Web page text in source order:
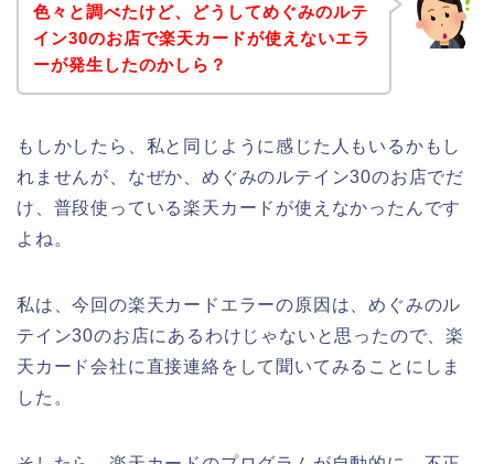
色々と調べたけど、どうしてめぐみのルテ
イン30のお店で楽天カードが使えないエラ
ーが発生したのかしら？
もしかしたら、私と同じように感じた人もいるかもし
れませんが、なぜか、めぐみのルテイン30のお店でだ
け、普段使っている楽天カードが使えなかったんです
よね。
私は、今回の楽天カードエラーの原因は、めぐみのル
テイン30のお店にあるわけじゃないと思ったので、楽
天カード会社に直接連絡をして聞いてみることにしま
した。